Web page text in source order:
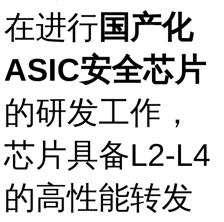
在进行 国产化
ASIC安全芯片
的研发工作，
芯片具备L2-L4
的高性能转发